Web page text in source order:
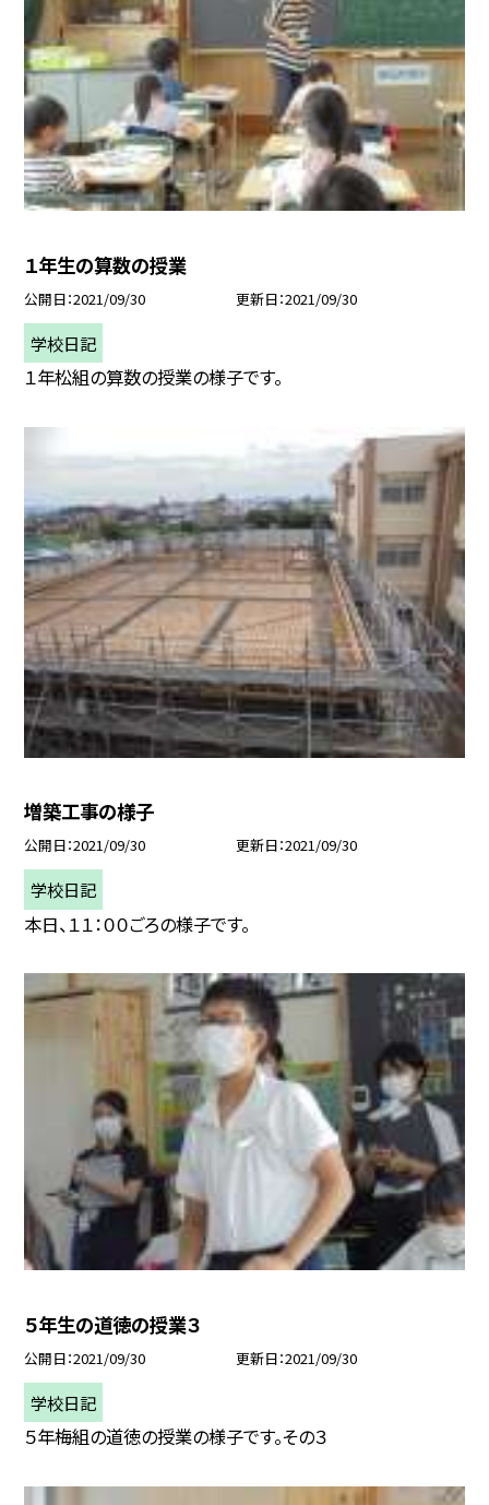
１年生の算数の授業
公開日 2021/09/30 更新日 2021/09/30
学校日記
１年松組の算数の授業の様子です。
増築工事の様子
公開日 2021/09/30 更新日 2021/09/30
学校日記
本日、１１：００ごろの様子です。
５年生の道徳の授業３
公開日 2021/09/30 更新日 2021/09/30
学校日記
５年梅組の道徳の授業の様子です。その３